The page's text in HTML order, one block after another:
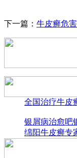
下一篇： 牛皮癣危
全国治疗牛皮
银屑病治愈吧
绵阳牛皮癣专